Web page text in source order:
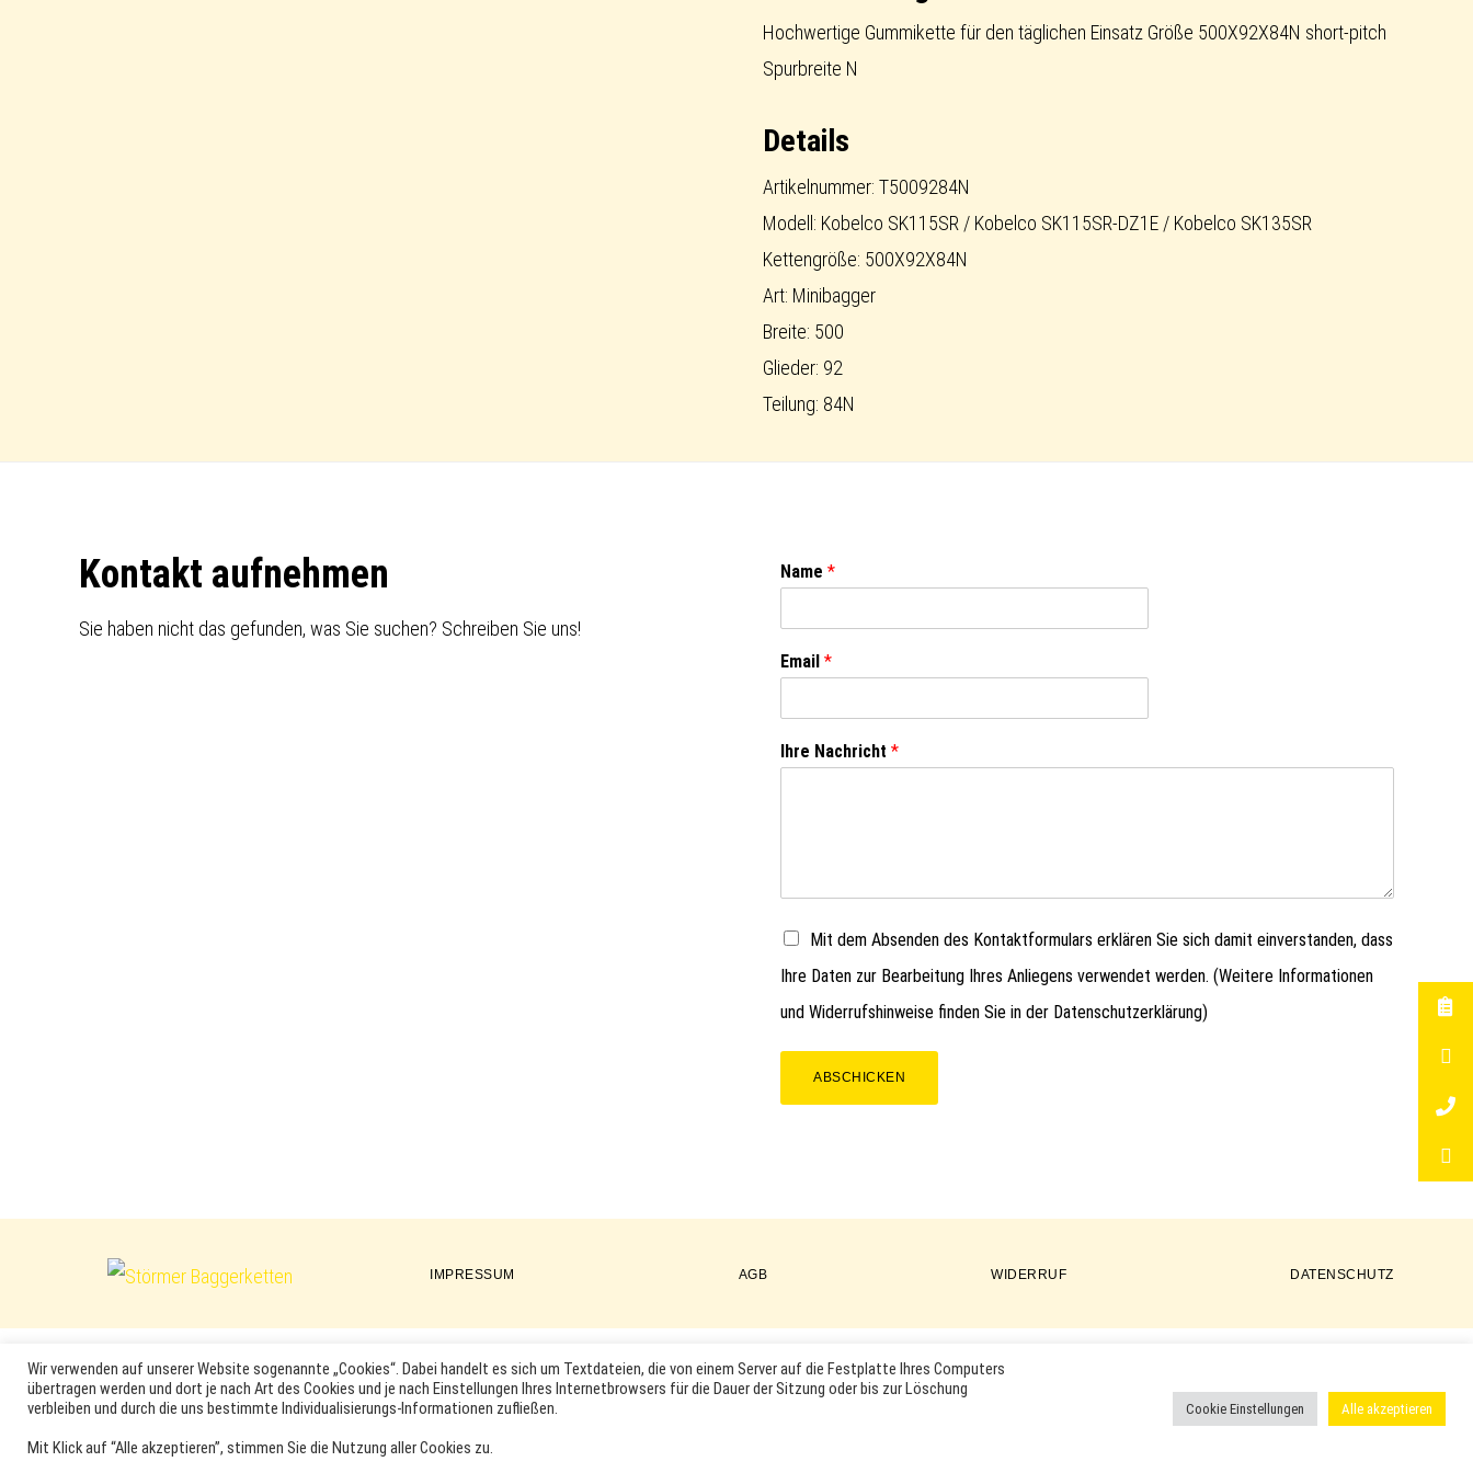
short-
pitch
Hochwertige Gummikette für den täglichen Einsatz Größe 500X92X84N short-pitch
Spurbreite N
Details
Artikelnummer: T5009284N
Modell: Kobelco SK115SR / Kobelco SK115SR-DZ1E / Kobelco SK135SR
Kettengröße: 500X92X84N
Art: Minibagger
Breite: 500
Glieder: 92
Teilung: 84N
FooterKontakt aufnehmen
Sie haben nicht das gefunden, was Sie suchen? Schreiben Sie uns!
Name *
Email *
Ihre Nachricht *
Mit dem Absenden des Kontaktformulars erklären Sie sich damit einverstanden, dass
Ihre Daten zur Bearbeitung Ihres Anliegens verwendet werden. (Weitere Informationen
und Widerrufshinweise finden Sie in der Datenschutzerklärung)
ABSCHICKEN
Baggerketten
IMPRESSUM AGB WIDERRUF DATENSCHUTZ
COPYRIGHT © 2026 · WORDPRESS ·LOG IN
MARKEN, ERSATZTEILNUMMERN, PRODUKTNAMEN SOWIE PRODUKTABBILDUNGEN UND LOGOS WERDEN NUR ZUR IDENTIFIKATION DER PRODUKTE VERWENDET UND KÖNNEN EINGETRAGENE MARKEN
DER ENTSPRECHENDEN HERSTELLER SEIN. VERWENDETE MARKEN- UND PRODUKTNAMEN SIND HANDELSMARKEN, WARENZEICHEN ODER EINGETRAGENE WARENZEICHEN DER ENTSPRECHENDEN
Wir verwenden auf unserer Website sogenannte „Cookies“. Dabei handelt es sich um Textdateien, die von einem Server auf die Festplatte Ihres Computers
übertragen werden und dort je nach Art des Cookies und je nach Einstellungen Ihres Internetbrowsers für die Dauer der Sitzung oder bis zur Löschung
verbleiben und durch die uns bestimmte Individualisierungs-Informationen zufließen.
Mit Klick auf “Alle akzeptieren”, stimmen Sie die Nutzung aller Cookies zu.
Cookie Einstellungen Alle akzeptieren